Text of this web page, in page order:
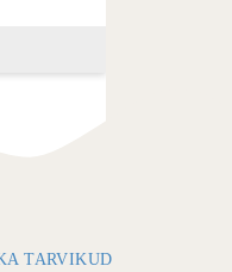
TARVIKUD